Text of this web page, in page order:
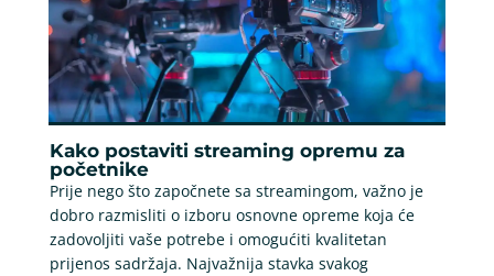
Kako postaviti streaming opremu za
početnike
Prije nego što započnete sa streamingom, važno je
dobro razmisliti o izboru osnovne opreme koja će
zadovoljiti vaše potrebe i omogućiti kvalitetan
prijenos sadržaja. Najvažnija stavka svakog